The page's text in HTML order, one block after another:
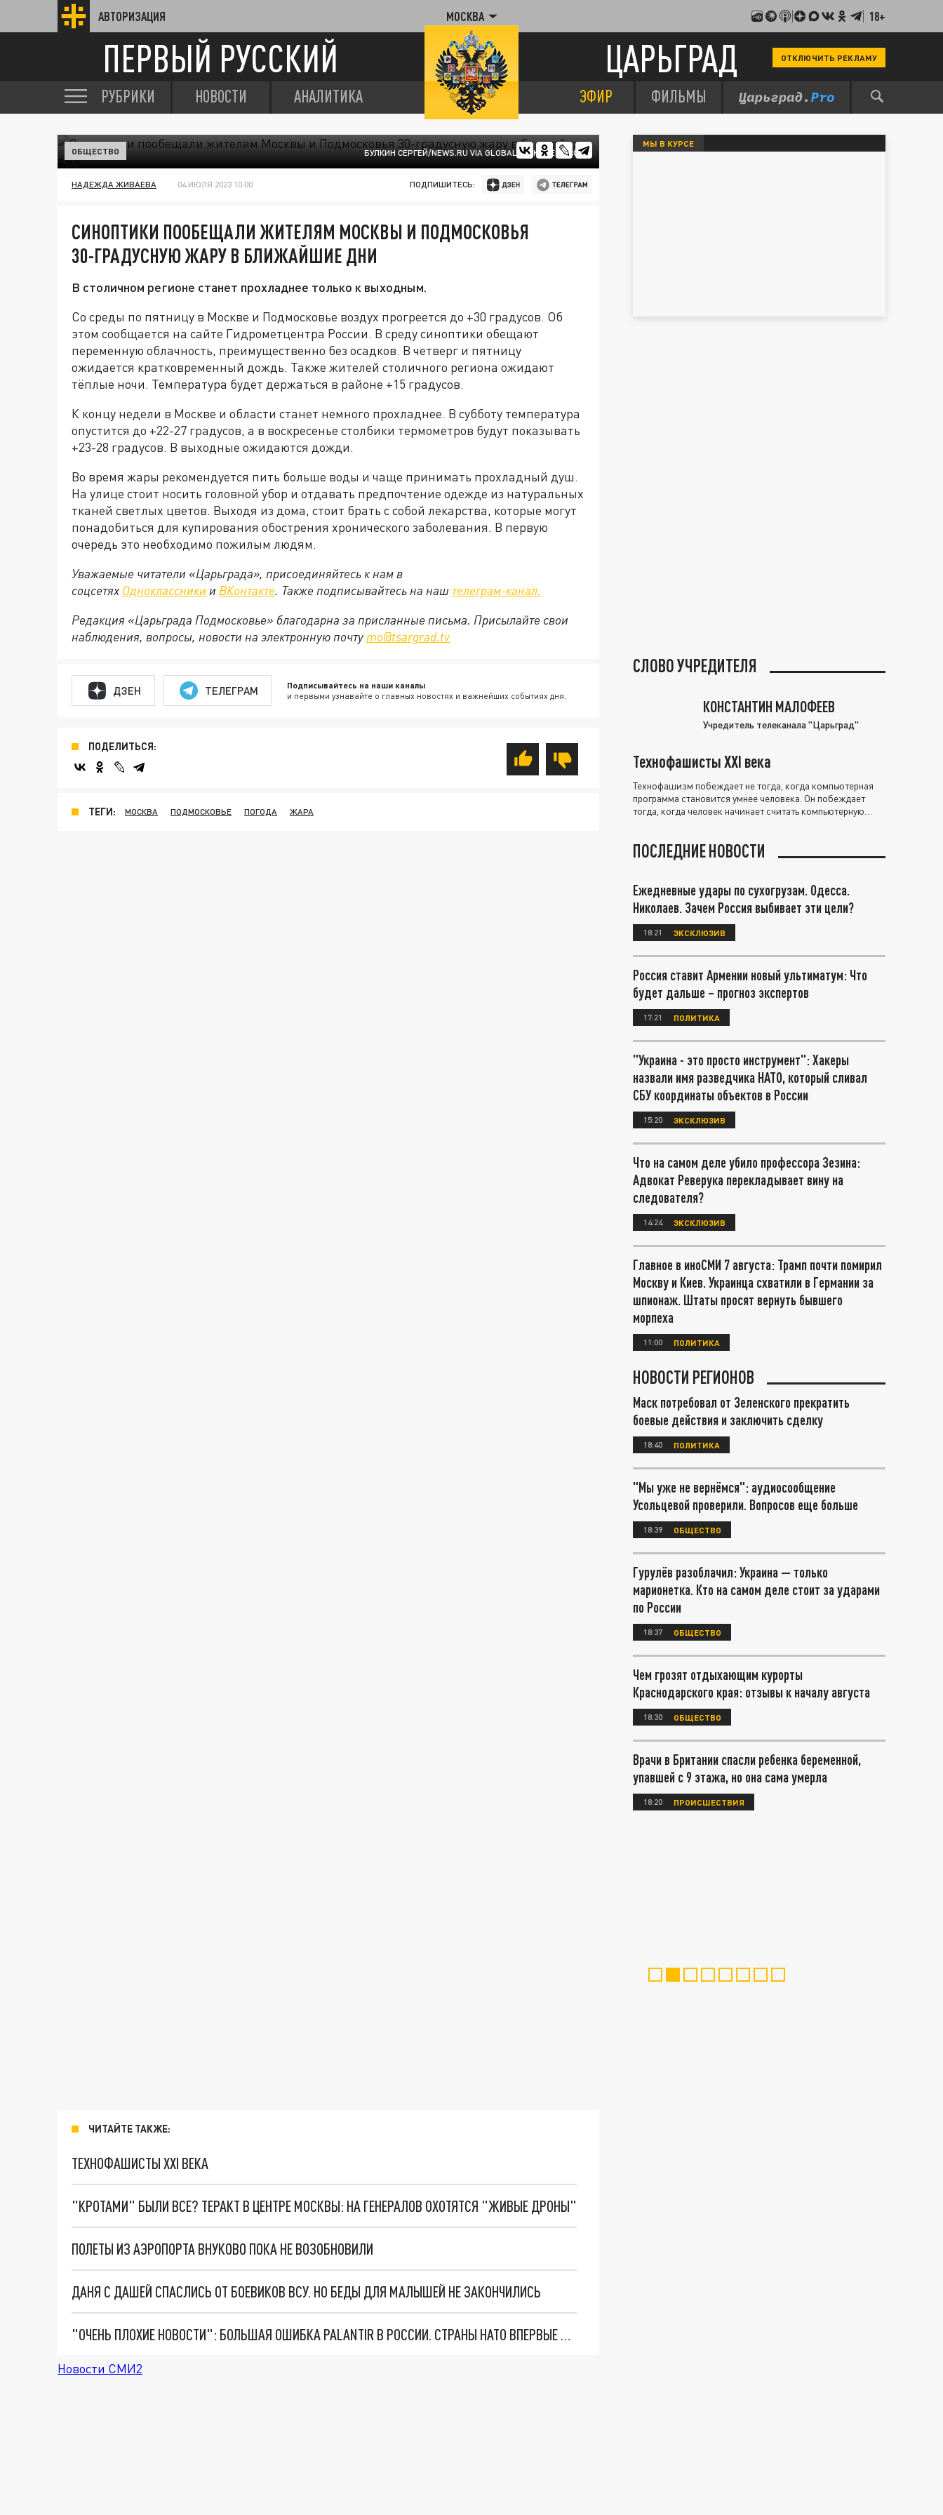
АВТОРИЗАЦИЯ МОСКВА 18+
ПЕРВЫЙ РУССКИЙ ЦАРЬГРАД ОТКЛЮЧИТЬ РЕКЛАМУ
РУБРИКИ НОВОСТИ АНАЛИТИКА ЭФИР ФИЛЬМЫ
БУЛКИН СЕРГЕЙ/NEWS.RU VIA GLOBALLOOKPRESS.COM
ОБЩЕСТВО
НАДЕЖДА ЖИВАЕВА 04 ИЮЛЯ 2023 10:00 ПОДПИШИТЕСЬ:
СИНОПТИКИ ПООБЕЩАЛИ ЖИТЕЛЯМ МОСКВЫ И ПОДМОСКОВЬЯ
30-ГРАДУСНУЮ ЖАРУ В БЛИЖАЙШИЕ ДНИ
В столичном регионе станет прохладнее только к выходным.
Со среды по пятницу в Москве и Подмосковье воздух прогреется до +30 градусов. Об
этом сообщается на сайте Гидрометцентра России. В среду синоптики обещают
переменную облачность, преимущественно без осадков. В четверг и пятницу
ожидается кратковременный дождь. Также жителей столичного региона ожидают
тёплые ночи. Температура будет держаться в районе +15 градусов.
К концу недели в Москве и области станет немного прохладнее. В субботу температура
опустится до +22-27 градусов, а в воскресенье столбики термометров будут показывать
+23-28 градусов. В выходные ожидаются дожди.
Во время жары рекомендуется пить больше воды и чаще принимать прохладный душ.
На улице стоит носить головной убор и отдавать предпочтение одежде из натуральных
тканей светлых цветов. Выходя из дома, стоит брать с собой лекарства, которые могут
понадобиться для купирования обострения хронического заболевания. В первую
очередь это необходимо пожилым людям.
Уважаемые читатели «Царьграда», присоединяйтесь к нам в
соцсетях Одноклассники и ВКонтакте. Также подписывайтесь на наш телеграм-канал.
Редакция «Царьграда Подмосковье» благодарна за присланные письма. Присылайте свои
наблюдения, вопросы, новости на электронную почту mo@tsargrad.tv
ДЗЕН ТЕЛЕГРАМ Подписывайтесь на наши каналы
и первыми узнавайте о главных новостях и важнейших событиях дня.
ПОДЕЛИТЬСЯ:
ТЕГИ: МОСКВА ПОДМОСКОВЬЕ ПОГОДА ЖАРА
ЧИТАЙТЕ ТАКЖЕ:
ТЕХНОФАШИСТЫ XXI ВЕКА
"КРОТАМИ" БЫЛИ ВСЕ? ТЕРАКТ В ЦЕНТРЕ МОСКВЫ: НА ГЕНЕРАЛОВ ОХОТЯТСЯ "ЖИВЫЕ ДРОНЫ"
ПОЛЕТЫ ИЗ АЭРОПОРТА ВНУКОВО ПОКА НЕ ВОЗОБНОВИЛИ
ДАНЯ С ДАШЕЙ СПАСЛИСЬ ОТ БОЕВИКОВ ВСУ. НО БЕДЫ ДЛЯ МАЛЫШЕЙ НЕ ЗАКОНЧИЛИСЬ
"ОЧЕНЬ ПЛОХИЕ НОВОСТИ": БОЛЬШАЯ ОШИБКА PALANTIR В РОССИИ. СТРАНЫ НАТО ВПЕРВЫЕ ЗА СВО ОСТАНОВИЛИ ПОСТАВКИ ОРУЖИЯ. ВСУ ТЕРЯЮТ ПРИГРАНИЧЬЕ?
Новости СМИ2
МЫ В КУРСЕ
СЛОВО УЧРЕДИТЕЛЯ
КОНСТАНТИН МАЛОФЕЕВ
Учредитель телеканала "Царьград"
Технофашисты XXI века
Технофашизм побеждает не тогда, когда компьютерная
программа становится умнее человека. Он побеждает
тогда, когда человек начинает считать компьютерную
ПОСЛЕДНИЕ НОВОСТИ
Ежедневные удары по сухогрузам. Одесса.
Николаев. Зачем Россия выбивает эти цели?
18:21 ЭКСКЛЮЗИВ
Россия ставит Армении новый ультиматум: Что
будет дальше – прогноз экспертов
17:21 ПОЛИТИКА
"Украина - это просто инструмент": Хакеры
назвали имя разведчика НАТО, который сливал
СБУ координаты объектов в России
15:20 ЭКСКЛЮЗИВ
Что на самом деле убило профессора Зезина:
Адвокат Реверука перекладывает вину на
следователя?
14:24 ЭКСКЛЮЗИВ
Главное в иноСМИ 7 августа: Трамп почти помирил
Москву и Киев. Украинца схватили в Германии за
шпионаж. Штаты просят вернуть бывшего
морпеха
11:00 ПОЛИТИКА
НОВОСТИ РЕГИОНОВ
Маск потребовал от Зеленского прекратить
боевые действия и заключить сделку
18:40 ПОЛИТИКА
"Мы уже не вернёмся": аудиосообщение
Усольцевой проверили. Вопросов еще больше
18:39 ОБЩЕСТВО
Гурулёв разоблачил: Украина — только
марионетка. Кто на самом деле стоит за ударами
по России
18:37 ОБЩЕСТВО
Чем грозят отдыхающим курорты
Краснодарского края: отзывы к началу августа
18:30 ОБЩЕСТВО
Врачи в Британии спасли ребенка беременной,
упавшей с 9 этажа, но она сама умерла
18:20 ПРОИСШЕСТВИЯ